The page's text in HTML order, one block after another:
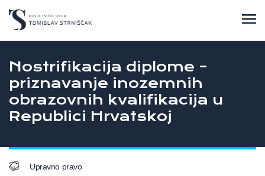
Nostrifikacija diplome –
priznavanje inozemnih
obrazovnih kvalifikacija u
Republici Hrvatskoj
Upravno pravo